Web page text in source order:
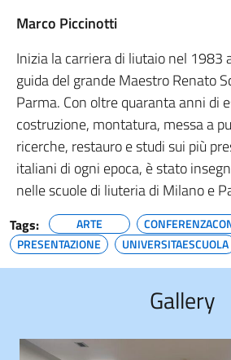
Marco Piccinotti
Inizia la carriera di liutaio nel 1983
guida del grande Maestro Renato
Parma. Con oltre quaranta anni di
costruzione, montatura, messa a
ricerche, restauro e studi sui più
italiani di ogni epoca, è stato
nelle scuole di liuteria di Milano e
Tags: ARTE
PRESENTAZIONE
UNIVERSITAESCUOLA
Gallery